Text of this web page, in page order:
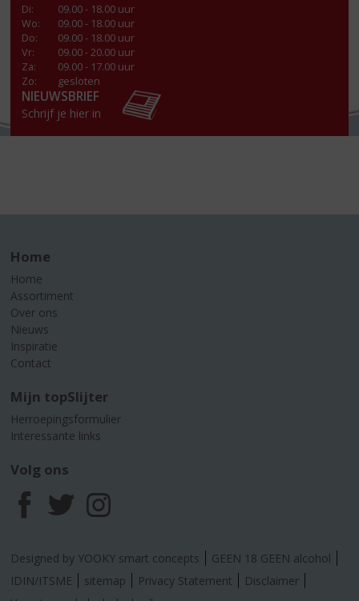
Di:
09.00 - 18.00 uur
Wo:
09.00 - 18.00 uur
Do:
09.00 - 18.00 uur
Vr:
09.00 - 20.00 uur
Za:
09.00 - 17.00 uur
Zo:
gesloten
NIEUWSBRIEF
Schrijf je hier in
Home
Home
Assortiment
Over ons
Nieuws
Inspiratie
Contact
Mijn topSlijter
Herroepingsformulier
Interessante links
Volg ons
F
a
c
T
w
i
I
n
s
Designed by YOOKY smart concepts
GEEN 18 GEEN alcohol
IDIN/ITSME
sitemap Privacy Statement
Disclaimer